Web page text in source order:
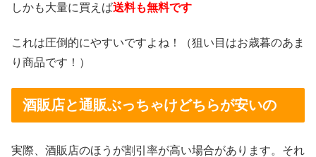
しかも大量に買えば送料も無料です
これは圧倒的にやすいですよね！（狙い目はお歳暮のあま
り商品です！）
酒販店と通販ぶっちゃけどちらが安いの
実際、酒販店のほうが割引率が高い場合があります。それ